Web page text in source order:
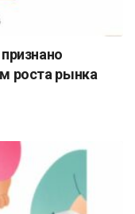
роста рынка